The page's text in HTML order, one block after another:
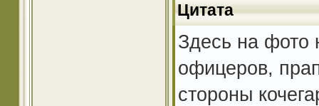
Цитата
Здесь на фото
офицеров,
стороны